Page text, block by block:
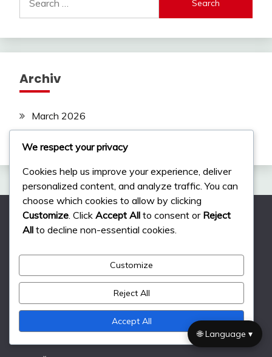
for:
Archiv
March 2026
Právní informace
Zásady ochrany osobních údajů
Uživatelská smlouva
We respect your privacy
Cookies help us improve your experience, deliver
personalized content, and analyze traffic. You can
choose which cookies to allow by clicking
Customize . Click Accept All to consent or Reject
All to decline non-essential cookies.
Customize
Reject All
Accept All
🌐 Language ▾